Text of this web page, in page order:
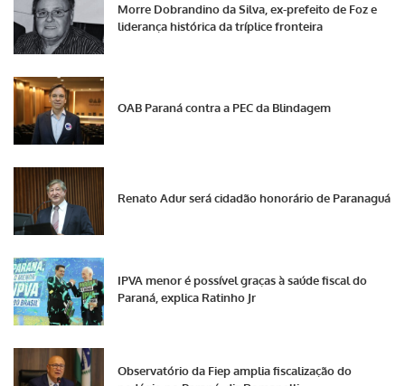
Morre Dobrandino da Silva, ex-prefeito de Foz e
liderança histórica da tríplice fronteira
OAB Paraná contra a PEC da Blindagem
Renato Adur será cidadão honorário de Paranaguá
IPVA menor é possível graças à saúde fiscal do
Paraná, explica Ratinho Jr
Observatório da Fiep amplia fiscalização do